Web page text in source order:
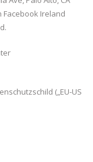
Facebook Ireland
(„EU-US